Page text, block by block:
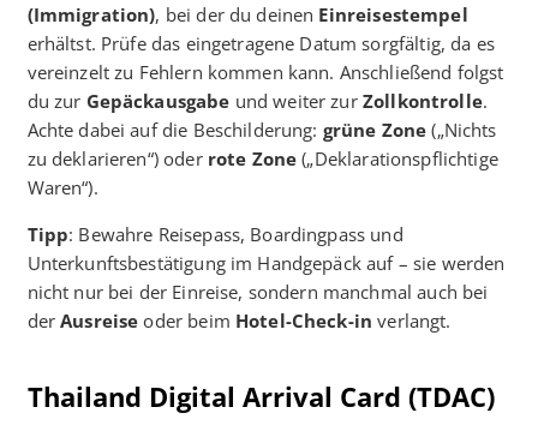
(Immigration), bei der du deinen Einreisestempel
erhältst. Prüfe das eingetragene Datum sorgfältig, da es
vereinzelt zu Fehlern kommen kann. Anschließend folgst
du zur Gepäckausgabe und weiter zur Zollkontrolle.
Achte dabei auf die Beschilderung: grüne Zone („Nichts
zu deklarieren“) oder rote Zone („Deklarationspflichtige
Waren“).
Tipp: Bewahre Reisepass, Boardingpass und
Unterkunftsbestätigung im Handgepäck auf – sie werden
nicht nur bei der Einreise, sondern manchmal auch bei
derAusreise oder beim Hotel-Check-in verlangt.
Thailand Digital Arrival Card (TDAC)